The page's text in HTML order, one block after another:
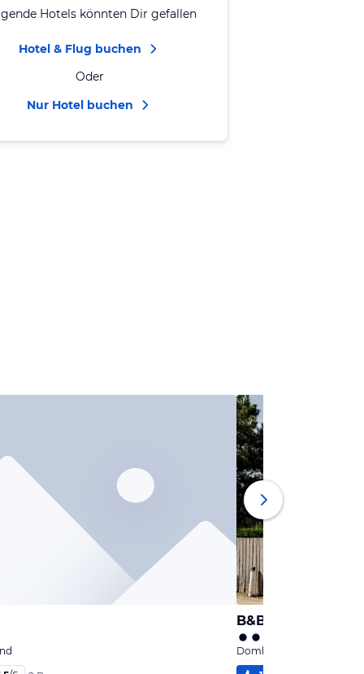
Hotels könnten Dir gefallen
Hotel & Flug buchen
Oder
Nur Hotel buchen
B&B De Dorsvloer
Domburg, Seeland